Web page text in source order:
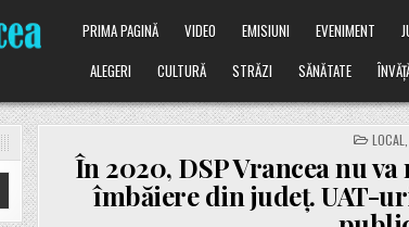
PRIMA PAGINĂ VIDEO EMISIUNI EVENIMENT
ALEGERI
CULTURĂ STRĂZI SĂNĂTATE
IN
LOCAL
În 2020, DSP Vrancea nu
îmbăiere din județ. UAT-